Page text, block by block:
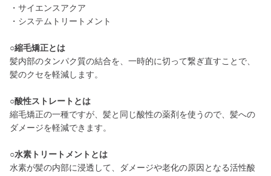
・サイエンスアクア
・システムトリートメント
○縮毛矯正とは
髪内部のタンパク質の結合を、一時的に切って繋ぎ直すことで、
髪のクセを軽減します。
○酸性ストレートとは
縮毛矯正の一種ですが、髪と同じ酸性の薬剤を使うので、髪への
ダメージを軽減できます。
○水素トリートメントとは
水素が髪の内部に浸透して、ダメージや老化の原因となる活性酸